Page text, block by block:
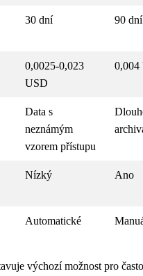
30 dní 90 dní
0,0025-0,023
USD
0,004
Data s
neznámým
vzorem přístupu
Nízký Ano
Automatické
výchozí možnost pro